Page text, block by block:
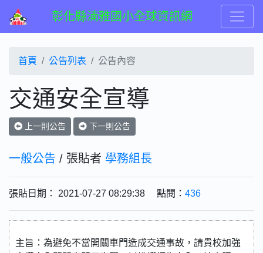
彰化縣湳雅國小全球資訊網
首頁 公告列表 公告內容
交通安全宣導
上一則公告 下一則公告
一般公告 / 張貼者 學務組長
張貼日期： 2021-07-27 08:29:38 點閱： 436
主旨：為避免不當開關車門造成交通事故，請貴校加強